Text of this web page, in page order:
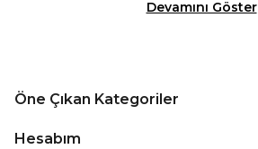
Devamını Göster
Öne Çıkan Kategoriler
Hesabım